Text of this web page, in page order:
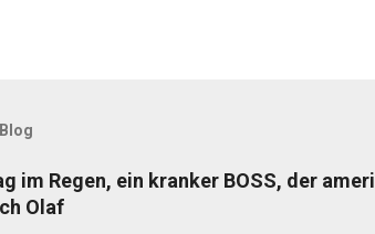
im Regen, ein kranker BOSS, der
Olaf